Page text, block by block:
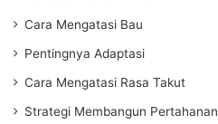
Cara Mengatasi Bau
Pentingnya Adaptasi
Cara Mengatasi Rasa Takut
Strategi Membangun Pertahanan